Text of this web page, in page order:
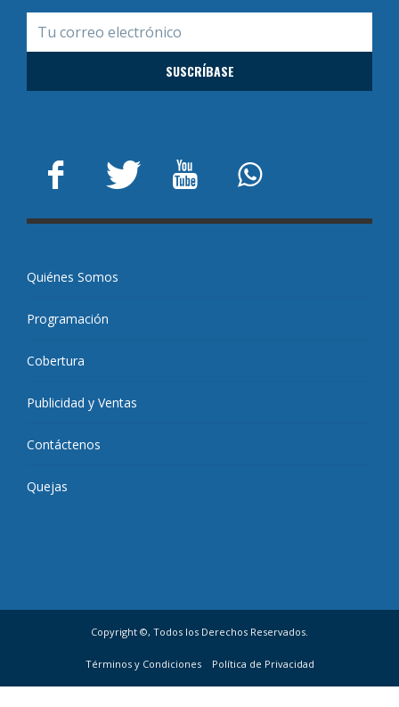
Quiénes Somos
Programación
Cobertura
Publicidad y Ventas
Contáctenos
Quejas
Copyright ©, Todos los Derechos Reservados.
Términos y Condiciones Política de Privacidad